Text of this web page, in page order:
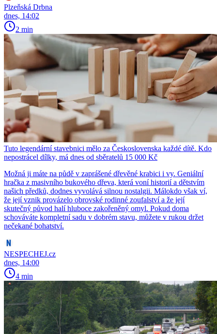
Plzeňská Drbna
dnes, 14:02
2 min
Tuto legendární stavebnici mělo za Československa každé dítě. Kdo
nepostrácel dílky, má dnes od sběratelů 15 000 Kč
Možná ji máte na půdě v zaprášené dřevěné krabici i vy. Geniální
hračka z masivního bukového dřeva, která voní historií a dětstvím
našich předků, dodnes vyvolává silnou nostalgii. Málokdo však ví,
že její vznik provázelo obrovské rodinné zoufalství a že její
skutečný původ halí hluboce zakořeněný omyl. Pokud doma
schováváte kompletní sadu v dobrém stavu, můžete v rukou držet
nečekané bohatství.
NESPECHEJ.cz
dnes, 14:00
4 min